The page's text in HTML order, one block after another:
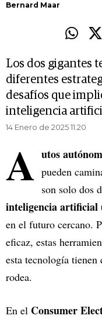
Bernard Maar
Los dos gigantes
diferentes
desafíos que
inteligencia
14 Enero de 2025 11.20
A utos
pueden
son solo dos
inteligencia
en el futuro cercano.
eficaz, estas
esta tecnología tienen
rodea.
En el Consumer